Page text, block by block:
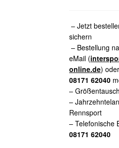
– Jetzt
sichern
– Bestellung
eMail (
online.de)
08171 62040
–
–
Rennsport
– Telefonische
08171 62040